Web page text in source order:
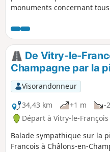
monuments concernant
difficulté particulière sur ce
circule au travers des rues
De Vitry-le-
Champagne par la
Visorandonneur
34,43 km
+1 m -
Départ à Vitry-le-
Balade sympathique sur la
Francois à Châlons-en-